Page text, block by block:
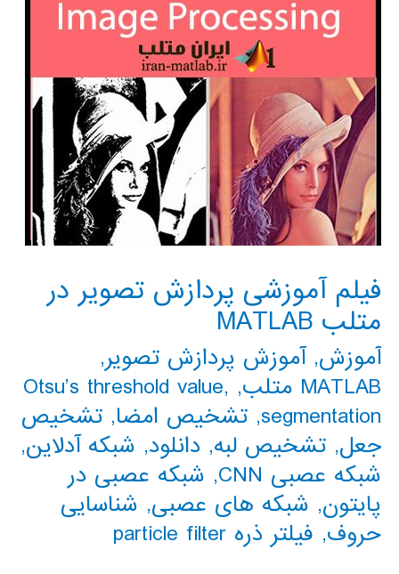
فیلم آموزشی پردازش تصویر در
متلب MATLAB
آموزش,آموزش پردازش تصویر,
MATLAB متلب
,
Otsu’s threshold value,
segmentation
, تشخیص امضا, تشخیص
جعل, تشخیص لبه, دانلود, شبکه آدلاین,
شبکه عصبی CNN
, شبکه عصبی در
پایتون, شبکه های عصبی, شناسایی
حروف, فیلتر ذره particle filter